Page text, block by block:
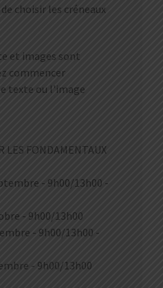
choisir les créneaux
et images sont
commencer
texte ou l'image
LES FONDAMENTAUX
- 9h00/13h00 -
- 9h00/13h00
- 9h00/13h00 -
- 9h00/13h00